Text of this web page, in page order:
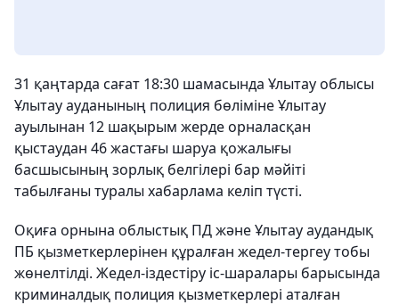
31 қаңтарда сағат 18:30 шамасында Ұлытау облысы
Ұлытау ауданының полиция бөліміне Ұлытау
ауылынан 12 шақырым жерде орналасқан
қыстаудан 46 жастағы шаруа қожалығы
басшысының зорлық белгілері бар мәйіті
табылғаны туралы хабарлама келіп түсті.
Оқиға орнына облыстық ПД және Ұлытау аудандық
ПБ қызметкерлерінен құралған жедел-тергеу тобы
жөнелтілді. Жедел-іздестіру іс-шаралары барысында
криминалдық полиция қызметкерлері аталған